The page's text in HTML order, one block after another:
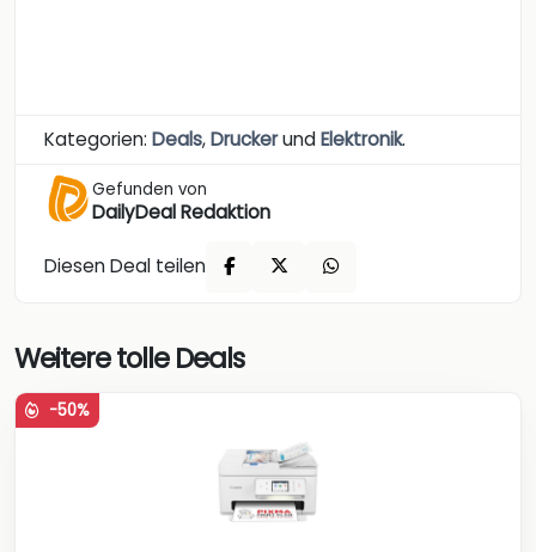
Kategorien: Deals,DruckerundElektronik.
Gefunden von
DailyDeal Redaktion
Diesen Deal teilen
Weitere tolle Deals
-50%